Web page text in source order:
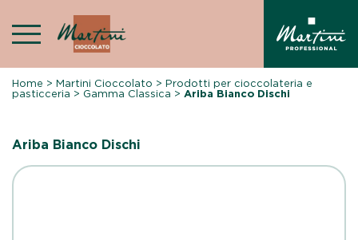
content
Home >Martini Cioccolato >Prodotti per cioccolateria e
pasticceria > Gamma Classica >Ariba Bianco Dischi
Ariba Bianco Dischi